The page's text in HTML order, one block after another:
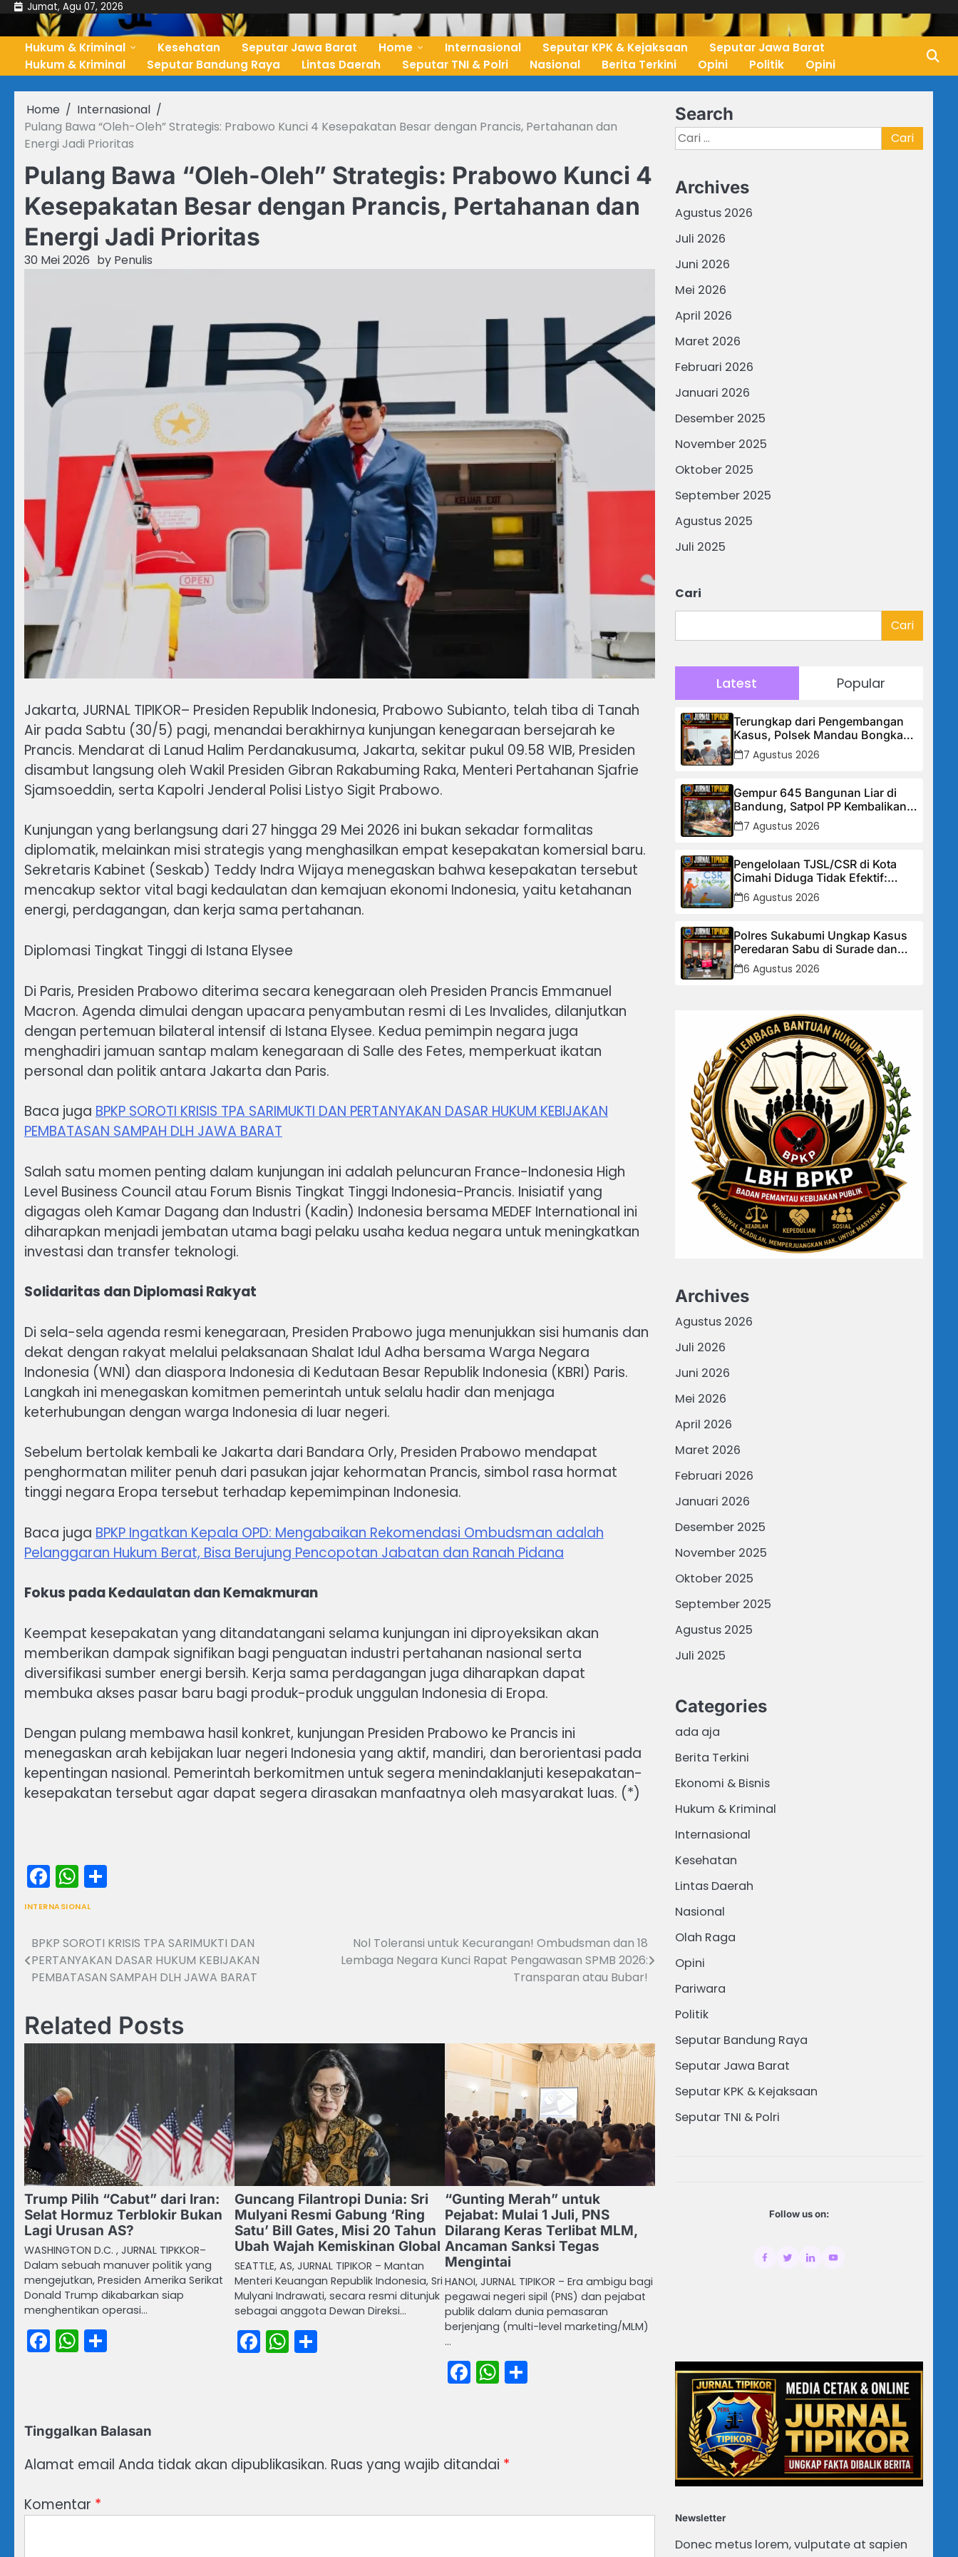
Skip
content
Jumat, Agu 07, 2026
Hukum & Kriminal Kesehatan Seputar Jawa Barat Home Internasional Seputar KPK & Kejaksaan
Seputar Jawa Barat
Hukum & Kriminal
Seputar Bandung Raya Lintas Daerah Seputar TNI & Polri Nasional Berita Terkini Opini Politik Opini
Home
Internasional
Pulang Bawa “Oleh-Oleh” Strategis: Prabowo Kunci 4 Kesepakatan Besar dengan Prancis, Pertahanan dan
Energi Jadi Prioritas
Pulang Bawa “Oleh-Oleh” Strategis: Prabowo Kunci 4
Kesepakatan Besar dengan Prancis, Pertahanan dan
Energi Jadi Prioritas
30 Mei 2026 by Penulis
Jakarta, JURNAL TIPIKOR– Presiden Republik Indonesia, Prabowo Subianto, telah tiba di Tanah
Air pada Sabtu (30/5) pagi, menandai berakhirnya kunjungan kenegaraan bersejarah ke
Prancis. Mendarat di Lanud Halim Perdanakusuma, Jakarta, sekitar pukul 09.58 WIB, Presiden
disambut langsung oleh Wakil Presiden Gibran Rakabuming Raka, Menteri Pertahanan Sjafrie
Sjamsoeddin, serta Kapolri Jenderal Polisi Listyo Sigit Prabowo.
Kunjungan yang berlangsung dari 27 hingga 29 Mei 2026 ini bukan sekadar formalitas
diplomatik, melainkan misi strategis yang menghasilkan empat kesepakatan komersial baru.
Sekretaris Kabinet (Seskab) Teddy Indra Wijaya menegaskan bahwa kesepakatan tersebut
mencakup sektor vital bagi kedaulatan dan kemajuan ekonomi Indonesia, yaitu ketahanan
energi, perdagangan, dan kerja sama pertahanan.
Diplomasi Tingkat Tinggi di Istana Elysee
Di Paris, Presiden Prabowo diterima secara kenegaraan oleh Presiden Prancis Emmanuel
Macron. Agenda dimulai dengan upacara penyambutan resmi di Les Invalides, dilanjutkan
dengan pertemuan bilateral intensif di Istana Elysee. Kedua pemimpin negara juga
menghadiri jamuan santap malam kenegaraan di Salle des Fetes, memperkuat ikatan
personal dan politik antara Jakarta dan Paris.
Baca juga BPKP SOROTI KRISIS TPA SARIMUKTI DAN PERTANYAKAN DASAR HUKUM KEBIJAKAN
PEMBATASAN SAMPAH DLH JAWA BARAT
Salah satu momen penting dalam kunjungan ini adalah peluncuran France-Indonesia High
Level Business Council atau Forum Bisnis Tingkat Tinggi Indonesia-Prancis. Inisiatif yang
digagas oleh Kamar Dagang dan Industri (Kadin) Indonesia bersama MEDEF International ini
diharapkan menjadi jembatan utama bagi pelaku usaha kedua negara untuk meningkatkan
investasi dan transfer teknologi.
Solidaritas dan Diplomasi Rakyat
Di sela-sela agenda resmi kenegaraan, Presiden Prabowo juga menunjukkan sisi humanis dan
dekat dengan rakyat melalui pelaksanaan Shalat Idul Adha bersama Warga Negara
Indonesia (WNI) dan diaspora Indonesia di Kedutaan Besar Republik Indonesia (KBRI) Paris.
Langkah ini menegaskan komitmen pemerintah untuk selalu hadir dan menjaga
keterhubungan dengan warga Indonesia di luar negeri.
Sebelum bertolak kembali ke Jakarta dari Bandara Orly, Presiden Prabowo mendapat
penghormatan militer penuh dari pasukan jajar kehormatan Prancis, simbol rasa hormat
tinggi negara Eropa tersebut terhadap kepemimpinan Indonesia.
Baca juga BPKP Ingatkan Kepala OPD: Mengabaikan Rekomendasi Ombudsman adalah
Pelanggaran Hukum Berat, Bisa Berujung Pencopotan Jabatan dan Ranah Pidana
Fokus pada Kedaulatan dan Kemakmuran
Keempat kesepakatan yang ditandatangani selama kunjungan ini diproyeksikan akan
memberikan dampak signifikan bagi penguatan industri pertahanan nasional serta
diversifikasi sumber energi bersih. Kerja sama perdagangan juga diharapkan dapat
membuka akses pasar baru bagi produk-produk unggulan Indonesia di Eropa.
Dengan pulang membawa hasil konkret, kunjungan Presiden Prabowo ke Prancis ini
menegaskan arah kebijakan luar negeri Indonesia yang aktif, mandiri, dan berorientasi pada
kepentingan nasional. Pemerintah berkomitmen untuk segera menindaklanjuti kesepakatan-
kesepakatan tersebut agar dapat segera dirasakan manfaatnya oleh masyarakat luas. (*)
Facebook
WhatsApp
INTERNASIONAL
Navigasi
pos
BPKP SOROTI KRISIS TPA SARIMUKTI DAN
PERTANYAKAN DASAR HUKUM KEBIJAKAN
PEMBATASAN SAMPAH DLH JAWA BARAT
Nol Toleransi untuk Kecurangan! Ombudsman dan 18
Lembaga Negara Kunci Rapat Pengawasan SPMB 2026:
Transparan atau Bubar!
Related Posts
Trump Pilih “Cabut” dari Iran:
Selat Hormuz Terblokir Bukan
Lagi Urusan AS?
WASHINGTON D.C. , JURNAL TIPKKOR–
Dalam sebuah manuver politik yang
mengejutkan, Presiden Amerika Serikat
Donald Trump dikabarkan siap
menghentikan operasi…
Facebook
WhatsApp
Guncang Filantropi Dunia: Sri
Mulyani Resmi Gabung ‘Ring
Satu’ Bill Gates, Misi 20 Tahun
Ubah Wajah Kemiskinan Global
SEATTLE, AS, JURNAL TIPIKOR – Mantan
Menteri Keuangan Republik Indonesia, Sri
Mulyani Indrawati, secara resmi ditunjuk
sebagai anggota Dewan Direksi…
Facebook
WhatsApp
Share
“Gunting Merah” untuk
Pejabat: Mulai 1 Juli, PNS
Dilarang Keras Terlibat MLM,
Ancaman Sanksi Tegas
Mengintai
HANOI, JURNAL TIPIKOR – Era ambigu bagi
pegawai negeri sipil (PNS) dan pejabat
publik dalam dunia pemasaran
berjenjang (multi-level marketing/MLM)
…
Facebook
WhatsApp
Share
Tinggalkan Balasan
Alamat email Anda tidak akan dipublikasikan. Ruas yang wajib ditandai *
Komentar *
Search
Cari
untuk:
Archives
Agustus 2026
Juli 2026
Juni 2026
Mei 2026
April 2026
Maret 2026
Februari 2026
Januari 2026
Desember 2025
November 2025
Oktober 2025
September 2025
Agustus 2025
Juli 2025
Cari
Cari
Latest Popular
Terungkap dari Pengembangan
Kasus, Polsek Mandau Bongkar
Peredaran Sabu dan Ekstasi di Air
Jamban, Tiga Pelaku Diamankan
7 Agustus 2026
Gempur 645 Bangunan Liar di
Bandung, Satpol PP Kembalikan
Trotoar untuk Pejalan Kaki
7 Agustus 2026
Pengelolaan TJSL/CSR di Kota
Cimahi Diduga Tidak Efektif:
Masyarakat Desak Transparansi
Penuh dan Perbaikan Sistem
6 Agustus 2026
Polres Sukabumi Ungkap Kasus
Peredaran Sabu di Surade dan
Ciemas, Tiga Tersangka
Diamankan
6 Agustus 2026
Archives
Agustus 2026
Juli 2026
Juni 2026
Mei 2026
April 2026
Maret 2026
Februari 2026
Januari 2026
Desember 2025
November 2025
Oktober 2025
September 2025
Agustus 2025
Juli 2025
Categories
ada aja
Berita Terkini
Ekonomi & Bisnis
Hukum & Kriminal
Internasional
Kesehatan
Lintas Daerah
Nasional
Olah Raga
Opini
Pariwara
Politik
Seputar Bandung Raya
Seputar Jawa Barat
Seputar KPK & Kejaksaan
Seputar TNI & Polri
Follow us on:
Newsletter
Donec metus lorem, vulputate at sapien